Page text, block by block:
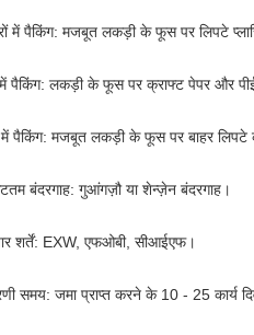
में पैकिंग: मजबूत लकड़ी के फूस पर लिपटे
पैकिंग: लकड़ी के फूस पर क्राफ्ट पेपर और
पैकिंग: मजबूत लकड़ी के फूस पर बाहर लिपटे
बंदरगाह: गुआंगज़ौ या शेन्ज़ेन बंदरगाह।
शर्तें: EXW, एफओबी, सीआईएफ।
समय: जमा प्राप्त करने के 10 - 25 कार्य